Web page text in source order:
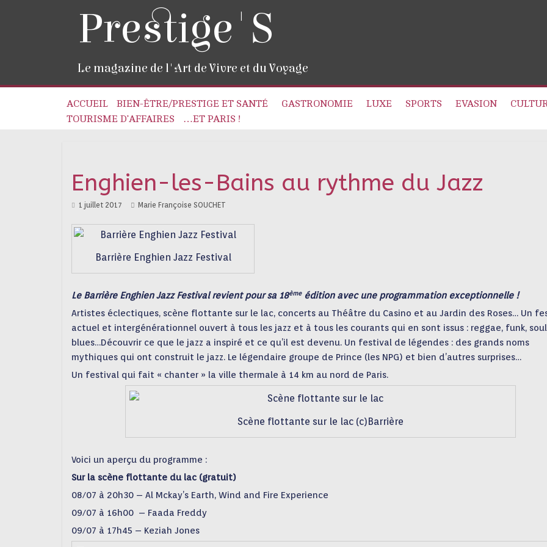
Prestige'S
Le magazine de l'Art de Vivre et du Voyage
ACCUEIL BIEN-ÊTRE/PRESTIGE ET SANTÉ GASTRONOMIE LUXE SPORTS EVASION
TOURISME D’AFFAIRES
…ET PARIS !
Enghien-les-Bains au rythme du Jazz
1 juillet 2017 Marie Françoise SOUCHET
Barrière Enghien Jazz Festival
Le Barrière Enghien Jazz Festival revient pour sa 18èmeédition avec une programmation exceptionnelle !
Artistes éclectiques, scène flottante sur le lac, concerts au Théâtre du Casino et au Jardin des Roses… Un
actuel et intergénérationnel ouvert à tous les jazz et à tous les courants qui en sont issus : reggae, funk,
blues…Découvrir ce que le jazz a inspiré et ce qu’il est devenu. Un festival de légendes : des grands noms
mythiques qui ont construit le jazz. Le légendaire groupe de Prince (les NPG) et bien d’autres surprises…
Un festival qui fait « chanter » la ville thermale à 14 km au nord de Paris.
Scène flottante sur le lac (c)Barrière
Voici un aperçu du programme :
Sur la scène flottante du lac (gratuit)
08/07 à 20h30 – Al Mckay’s Earth, Wind and Fire Experience
09/07 à 16h00 – Faada Freddy
09/07 à 17h45 – Keziah Jones